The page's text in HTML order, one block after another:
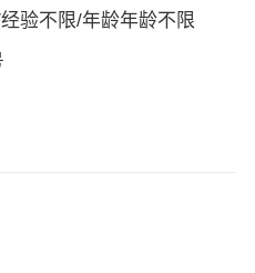
验不限/年龄年龄不限